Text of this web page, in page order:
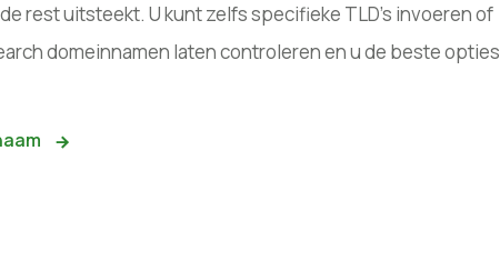
rest uitsteekt. U kunt zelfs specifieke TLD's invoeren of
domeinnamen laten controleren en u de beste opties